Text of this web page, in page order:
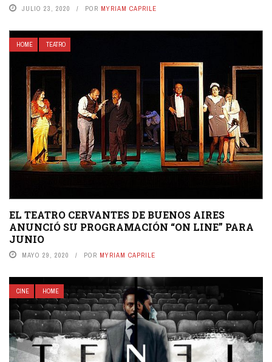
JULIO 23, 2020 POR MYRIAM CAPRILE
HOME TEATRO
EL TEATRO CERVANTES DE BUENOS AIRES
ANUNCIÓ SU PROGRAMACIÓN “ON LINE” PARA
JUNIO
MAYO 29, 2020 POR MYRIAM CAPRILE
CINE HOME